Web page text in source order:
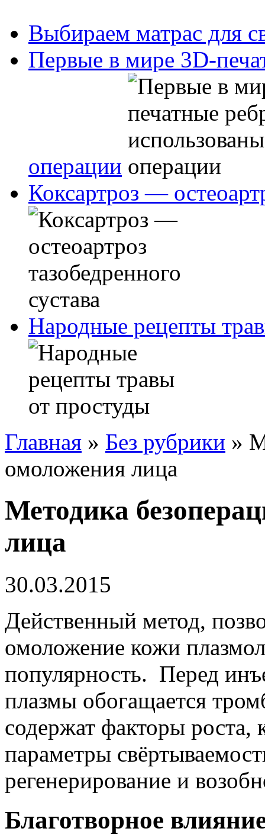
Выбираем матрас для
Первые в мире 3D-
операции
Коксартроз —
Народные рецепты
Главная » Без рубрики »
омоложения лица
Методика
лица
30.03.2015
Действенный метод,
омоложение кожи
популярность. Перед
плазмы обогащается
содержат факторы роста,
параметры
регенерирование и
Благотворное